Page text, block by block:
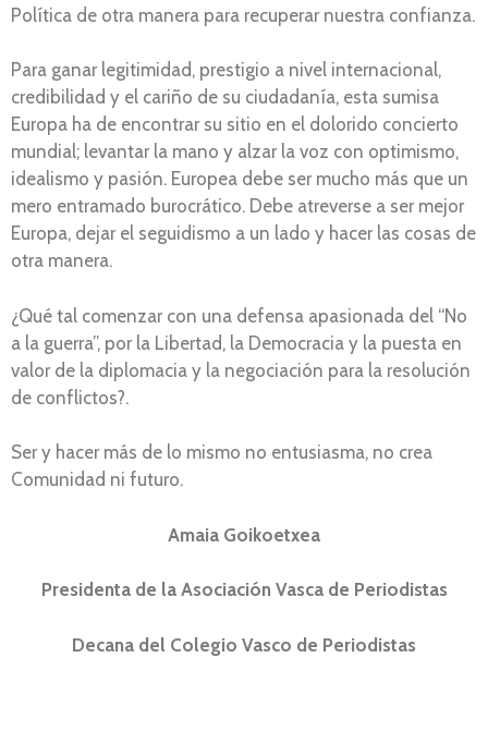
Política de otra manera para recuperar nuestra confianza.
Para ganar legitimidad, prestigio a nivel internacional,
credibilidad y el cariño de su ciudadanía, esta sumisa
Europa ha de encontrar su sitio en el dolorido concierto
mundial; levantar la mano y alzar la voz con optimismo,
idealismo y pasión. Europea debe ser mucho más que un
mero entramado burocrático. Debe atreverse a ser mejor
Europa, dejar el seguidismo a un lado y hacer las cosas de
otra manera.
¿Qué tal comenzar con una defensa apasionada del “No
a la guerra”, por la Libertad, la Democracia y la puesta en
valor de la diplomacia y la negociación para la resolución
de conflictos?.
Ser y hacer más de lo mismo no entusiasma, no crea
Comunidad ni futuro.
Amaia Goikoetxea
Presidenta de la Asociación Vasca de Periodistas
Decana del Colegio Vasco de Periodistas